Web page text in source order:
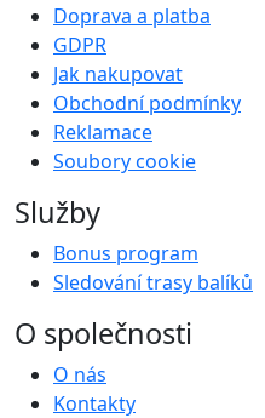
Doprava a platba
GDPR
Jak nakupovat
Obchodní podmínky
Reklamace
Soubory cookie
Služby
Bonus program
Sledování trasy balíků
O společnosti
O nás
Kontakty